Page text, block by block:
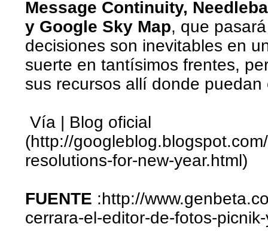
Message Continuity,
y Google Sky Map, que
decisiones son inevitables en
suerte en tantísimos frentes,
sus recursos allí donde
Vía | Blog oficial
(http://
resolutions-for-new-year.html)
FUENTE :http://
cerrara-el-editor-de-fotos-